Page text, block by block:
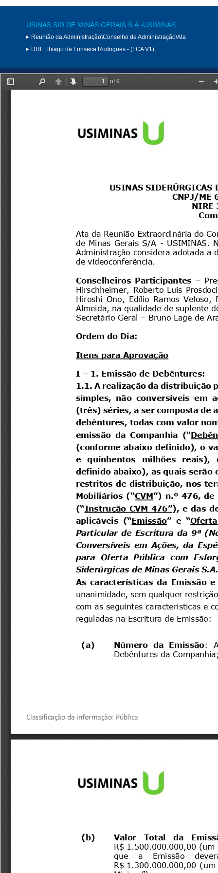
USINAS SID DE MINAS GERAIS S.A.-USIMINAS
Reunião da Administração\Conselho de Administração\Ata
DRI: Thiago da Fonseca Rodrigues - (FCA V1)